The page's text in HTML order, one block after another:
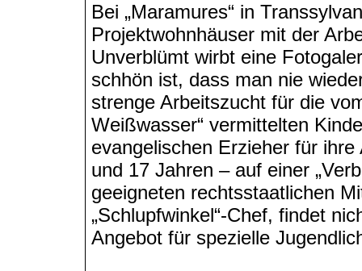
Bei „Maramures“ in
Projektwohnhäuser mit der
Unverblümt wirbt eine
schhön ist, dass man nie
strenge Arbeitszucht für die
Weißwasser“ vermittelten
evangelischen Erzieher für
und 17 Jahren – auf einer
geeigneten rechtsstaatlichen
„Schlupfwinkel“-Chef, findet
Angebot für spezielle